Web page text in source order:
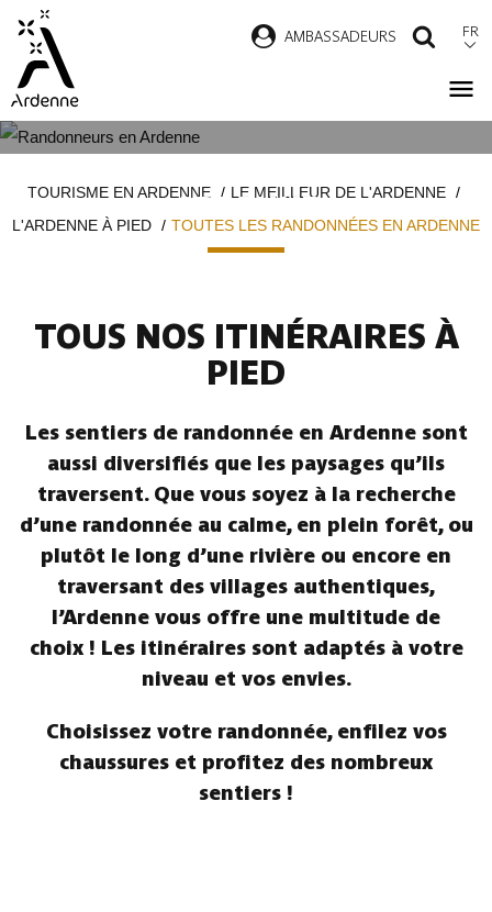
contenu
principal
AMBASSADEURS FR
ARDENNE
d'ArianeTOURISME EN ARDENNE
LE MEILLEUR DE L'ARDENNE
L'ARDENNE À PIED
TOUTES LES RANDONNÉES EN ARDENNE
TOUS NOS ITINÉRAIRES À
PIED
Les sentiers de randonnée en Ardenne sont
aussi diversifiés que les paysages qu’ils
traversent. Que vous soyez à la recherche
d’une randonnée au calme, en plein forêt, ou
plutôt le long d’une rivière ou encore en
traversant des villages authentiques,
l’Ardenne vous offre une multitude de
choix ! Les itinéraires sont adaptés à votre
niveau et vos envies.
Choisissez votre randonnée, enfilez vos
chaussures et profitez des nombreux
sentiers !